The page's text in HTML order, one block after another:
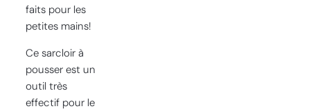
faits pour les
petites mains!
Ce sarcloir à
pousser est un
outil très
effectif pour le